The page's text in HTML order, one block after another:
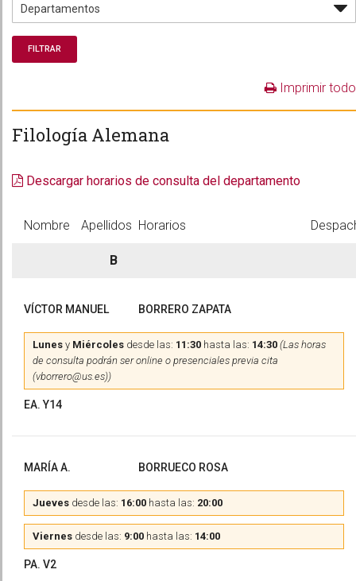
Imprimir todo
Filología Alemana
Descargar horarios de consulta del departamento
Nombre Apellidos Horarios
B
VÍCTOR MANUEL BORRERO ZAPATA
Lunes y Miércoles desde las: 11:30 hasta las: 14:30 (Las horas
de consulta podrán ser online o presenciales previa cita
(vborrero@us.es))
EA. Y14
MARÍA A. BORRUECO ROSA
Jueves desde las: 16:00 hasta las: 20:00
Viernes desde las: 9:00 hasta las: 14:00
PA. V2